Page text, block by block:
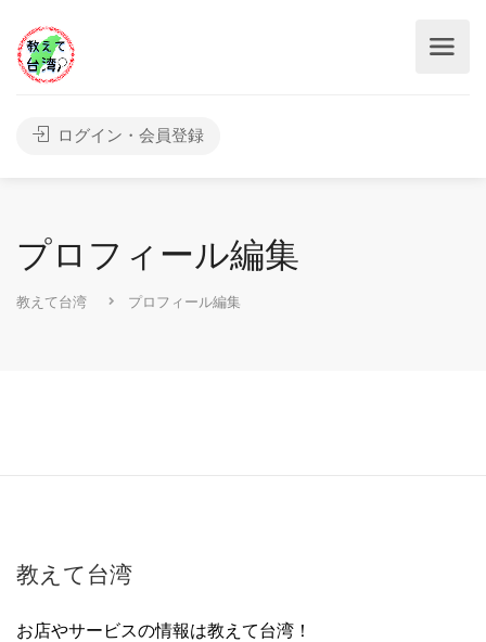
ログイン・会員登録
プロフィール編集
教えて台湾 プロフィール編集
教えて台湾
お店やサービスの情報は教えて台湾！